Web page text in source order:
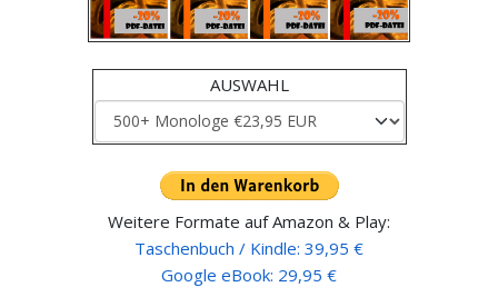
AUSWAHL
Weitere Formate auf Amazon & Play:
Taschenbuch / Kindle: 39,95 €
Google eBook: 29,95 €